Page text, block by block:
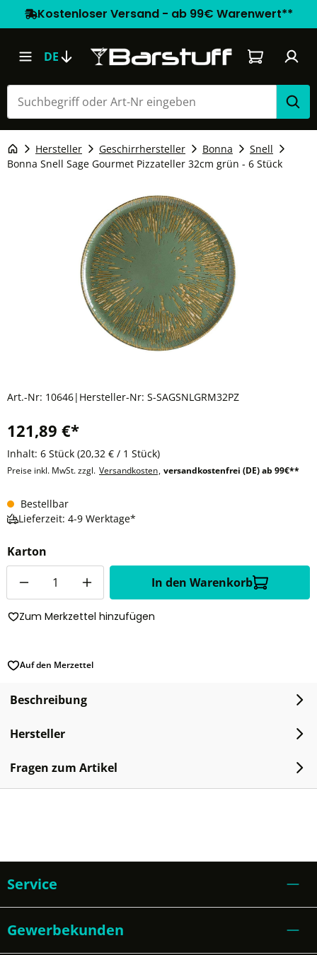
Kostenloser Versand - ab 99€ Warenwert**
DE Warenkorb
Hersteller Geschirrhersteller Bonna
Snell
Bonna Snell Sage Gourmet Pizzateller 32cm grün - 6 Stück
Art.-Nr: 10646| Hersteller-Nr: S-SAGSNLGRM32PZ
121,89 €*
Inhalt: 6 Stück (20,32 € / 1 Stück)
Preise inkl. MwSt. zzgl. Versandkosten, versandkostenfrei (DE) ab 99€**
Bestellbar
Lieferzeit: 4-9 Werktage*
Karton
In den Warenkorb
Zum Merkzettel hinzufügen
Auf den Merzettel
Beschreibung
Hersteller
Fragen zum Artikel
Service
Gewerbekunden